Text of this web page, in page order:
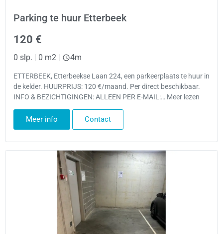
Parking te huur Etterbeek
120 €
0 slp. 0 m2 4m
ETTERBEEK, Etterbeekse Laan 224, een parkeerplaats te huur in
de kelder. HUURPRIJS: 120 €/maand. Per direct beschikbaar.
INFO & BEZICHTIGINGEN: ALLEEN PER E-MAIL:… Meer lezen
Meer info Contact